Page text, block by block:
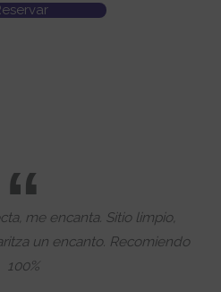
me encanta. Sitio limpio,
un encanto. Recomiendo
100%